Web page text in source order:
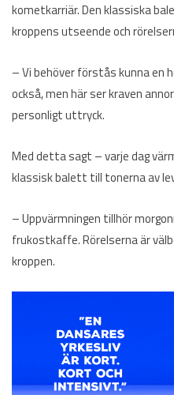
kometkarriär. Den klassiska
kroppens utseende och
– Vi behöver förstås kunna en
också, men här ser kraven
personligt uttryck.
Med detta sagt – varje dag
klassisk balett till tonerna av
– Uppvärmningen tillhör
frukostkaffe. Rörelserna är
kroppen.